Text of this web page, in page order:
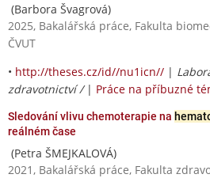
(Barbora Švagrová)
2025, Bakalářská práce, Fakulta
ČVUT
• http://theses.cz/id//nu1icn// |
zdravotnictví / | Práce na příbuzné
Sledování vlivu chemoterapie na
reálném čase
(Petra ŠMEJKALOVÁ)
2021, Bakalářská práce, Fakulta